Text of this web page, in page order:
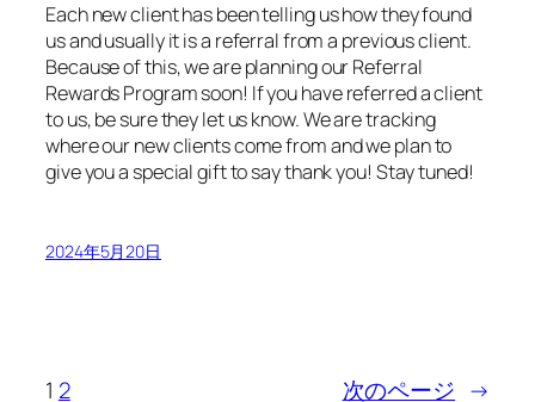
Each new client has been telling us how they found
us and usually it is a referral from a previous client.
Because of this, we are planning our Referral
Rewards Program soon! If you have referred a client
to us, be sure they let us know. We are tracking
where our new clients come from and we plan to
give you a special gift to say thank you! Stay tuned!
2024年5月20日
1 2 次のページ →